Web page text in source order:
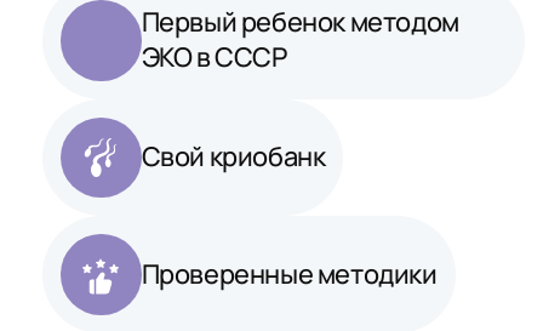
Первый ребенок методом
ЭКО в СССР
Свой криобанк
Проверенные методики